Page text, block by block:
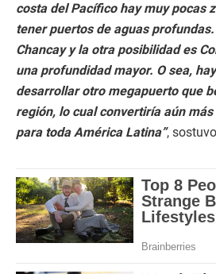
costa del Pacífico hay muy pocas
tener puertos de aguas
Chancay y la otra posibilidad es
una profundidad mayor. O sea,
desarrollar otro megapuerto que
región, lo cual convertiría aún
para toda América Latina”,